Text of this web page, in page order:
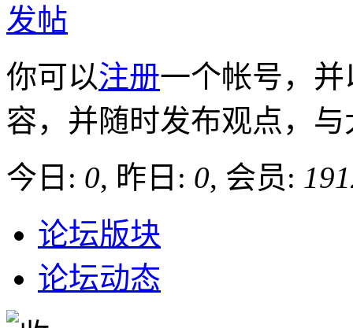
发帖
你可以注册一个帐号，并
容，并随时发布观点，
今日: 0, 昨日: 0, 会员:
论坛版块
论坛动态